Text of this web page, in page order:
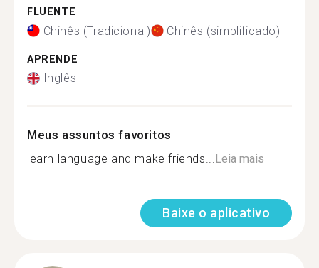
FLUENTE
Chinês (Tradicional) Chinês (simplificado)
APRENDE
Inglês
Meus assuntos favoritos
learn language and make friends...Leia mais
Baixe o aplicativo